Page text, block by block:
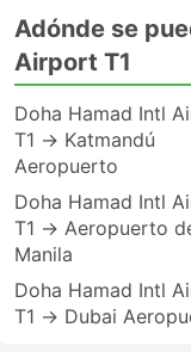
Adónde se
Airport T1
Doha Hamad Intl
T1 → Katmandú
Aeropuerto
Doha Hamad Intl
T1 → Aeropuerto
Manila
Doha Hamad Intl
T1 → Dubai